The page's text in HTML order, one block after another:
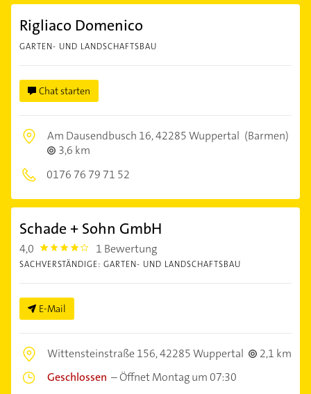
Rigliaco Domenico
GARTEN- UND LANDSCHAFTSBAU
Chat starten
Am Dausendbusch 16,42285 Wuppertal (Barmen)
3,6 km
0176 76 79 71 52
Schade + Sohn GmbH
4,0 4.0 1 Bewertung
SACHVERSTÄNDIGE: GARTEN- UND LANDSCHAFTSBAU
E-Mail
Wittensteinstraße 156,42285 Wuppertal
2,1 km
Geschlossen –Öffnet Montag um 07:30